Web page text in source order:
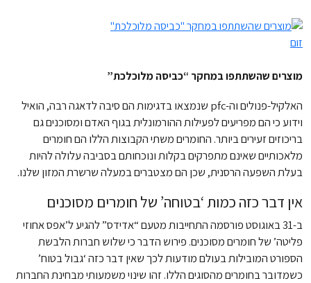
זום
מוצרים שהשתתפו במחקר “כביסה מלוכלכת”
האלקיל-פנולים וה-pfc שנמצאו בדגימות הם סיבה לדאגה רבה, הואיל
וידוע כי הם מפריעים לפעילות ההורמונלית בגוף האדם ומסוכנים גם
בריכוזים זעירים ביותר. החומרים משתי הקבוצות הללו הם חומרים
מלאכותיים שאינם מתפרקים בקלות ונוכחותם בסביבה עלולה להיות
בעלת השפעה הרסנית, שכן הם מצטברים במעלה שרשרת המזון שלנו.
אין דבר כזה כמות ‘בטוחה’ של חומרים מסוכנים
ב-31 באוגוסט פורסמה התחייבות מטעם “אדידס” להגיע ל’אפס אחוזי
פליטה’ של חומרים מסוכנים. פירוש הדבר כי שלוש חברות הלבשת
הספורט המובילות בעולם מודעות לכך שאין דבר כזה ‘גבול בטוח’
כשמדובר בחומרים מהסוגים הללו. זהו שינוי משמעותי מבחינת החברות